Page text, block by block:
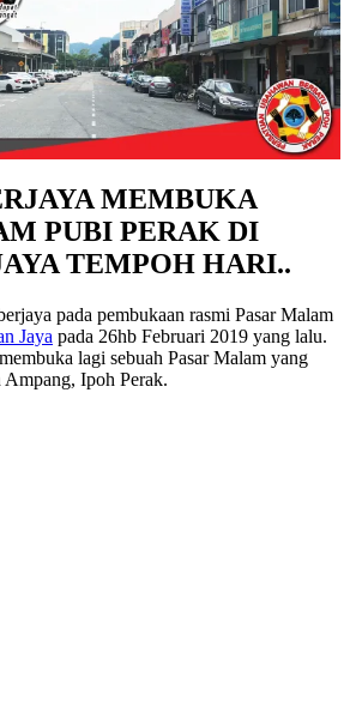
MEMBUKA
PUBI PERAK DI
TEMPOH HARI..
pada pembukaan rasmi Pasar Malam
Jaya pada 26hb Februari 2019 yang lalu.
lagi sebuah Pasar Malam yang
Ipoh Perak.